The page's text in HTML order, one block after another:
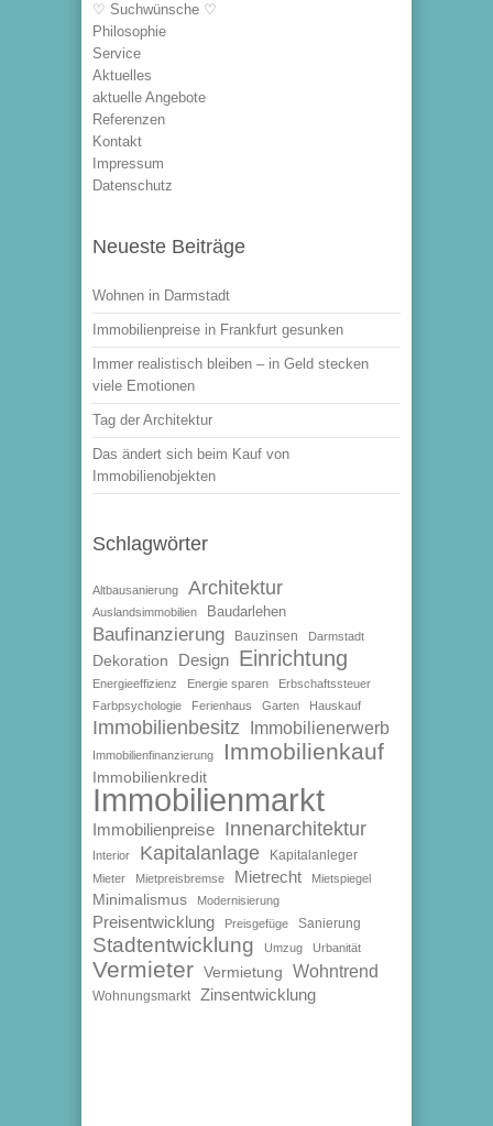
♡ Suchwünsche ♡
Philosophie
Service
Aktuelles
aktuelle Angebote
Referenzen
Kontakt
Impressum
Datenschutz
Neueste Beiträge
Wohnen in Darmstadt
Immobilienpreise in Frankfurt gesunken
Immer realistisch bleiben – in Geld stecken
viele Emotionen
Tag der Architektur
Das ändert sich beim Kauf von
Immobilienobjekten
Schlagwörter
Altbausanierung Architektur
Auslandsimmobilien Baudarlehen
Baufinanzierung Bauzinsen Darmstadt
Dekoration Design Einrichtung
Energieeffizienz Energie sparen
Erbschaftssteuer
Farbpsychologie
Ferienhaus Garten Hauskauf
Immobilienbesitz Immobilienerwerb
Immobilienfinanzierung Immobilienkauf
Immobilienkredit
Immobilienmarkt
Immobilienpreise Innenarchitektur
Interior Kapitalanlage Kapitalanleger
Mieter Mietpreisbremse Mietrecht Mietspiegel
Minimalismus Modernisierung
Preisentwicklung Preisgefüge Sanierung
Stadtentwicklung Umzug Urbanität
Vermieter Vermietung Wohntrend
Wohnungsmarkt Zinsentwicklung